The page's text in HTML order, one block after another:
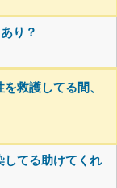
り？
救護してる間、
してる助けてくれ